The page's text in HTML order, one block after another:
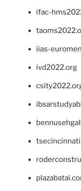
ifac-
iias-
ivd2022.org